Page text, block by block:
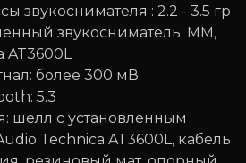
звукоснимателя : 2.2 - 3.5 гр
звукосниматель: MM,
AT3600L
более 300 мВ
5.3
шелл с установленным
Technica AT3600L, кабель